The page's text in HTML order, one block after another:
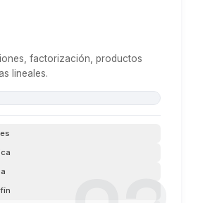
factorización, productos
lineales.